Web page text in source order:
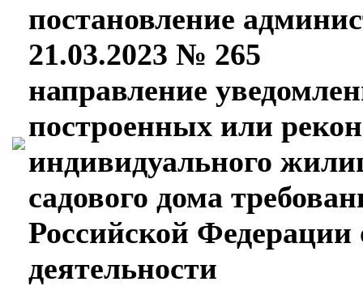
постановление
21.03.2023 № 265
направление
построенных или
индивидуального
садового дома
Российской Федерации
деятельности